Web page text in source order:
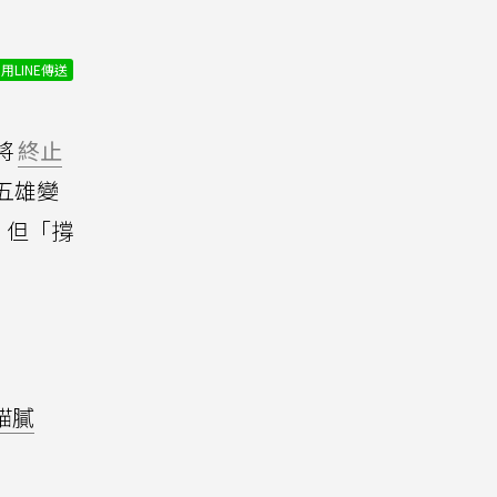
用LINE傳送
終止
雄變
「撐
膩